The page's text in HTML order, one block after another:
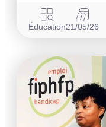
Éducation21/05/26